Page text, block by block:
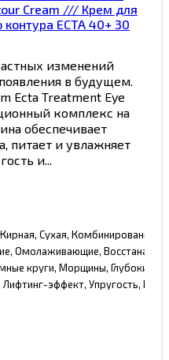
Cream /// Крем для
контура ECTA 40+ 30
изменений
в будущем.
Ecta Treatment Eye
комплекс на
обеспечивает
питает и увлажняет
и...
Сухая, Комбинированная,
Омолаживающие,
круги, Морщины, Глубокие
Лифтинг-эффект, Упругость,